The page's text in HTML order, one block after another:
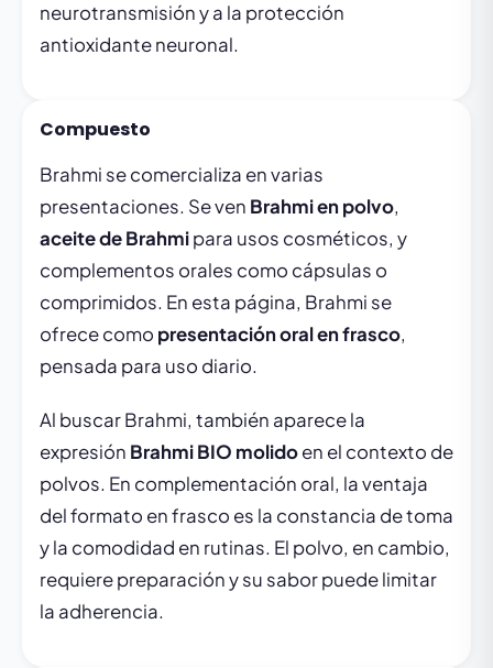
neurotransmisión y a la protección
antioxidante neuronal.
Compuesto
Brahmi se comercializa en varias
presentaciones. Se ven Brahmi en polvo,
aceite de Brahmipara usos cosméticos, y
complementos orales como cápsulas o
comprimidos. En esta página, Brahmi se
ofrece como presentación oral en frasco,
pensada para uso diario.
Al buscar Brahmi, también aparece la
expresión Brahmi BIO molidoen el contexto de
polvos. En complementación oral, la ventaja
del formato en frasco es la constancia de toma
y la comodidad en rutinas. El polvo, en cambio,
requiere preparación y su sabor puede limitar
la adherencia.